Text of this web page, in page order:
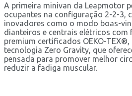
A primeira minivan da Leapmotor
ocupantes na configuração 2-2-3,
inovadores como o modo boas-
dianteiros e centrais elétricos com
premium certificados OEKO-TEX®,
tecnologia Zero Gravity, que
pensada para promover melhor
reduzir a fadiga muscular.